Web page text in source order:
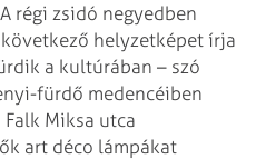
A régi zsidó negyedben
helyzetképet írja
a kultúrában – szó
fürdő medencéiben
Miksa utca
art déco lámpákat